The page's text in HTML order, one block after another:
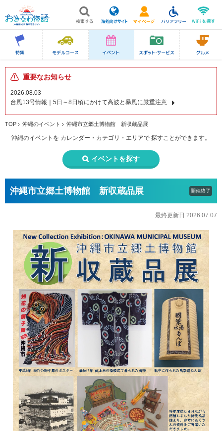
重要なお知らせ
2026.08.03
台風13号情報｜5日～8日頃にかけて高波と暴風に厳重注意
TOP 沖縄のイベント 沖縄市立郷土博物館 新収蔵品展
沖縄のイベントを カレンダー・カテゴリ・エリアで 探すことができます。
イベントを探す
沖縄市立郷土博物館 新収蔵品展 開催終了
最終更新日:2026.07.07